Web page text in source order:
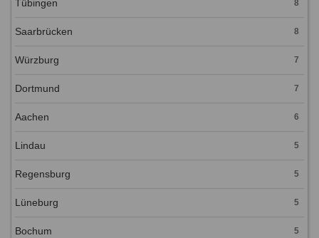
Tübingen 8
Saarbrücken 8
Würzburg 7
Dortmund 7
Aachen 6
Lindau 5
Regensburg 5
Lüneburg 5
Bochum 5